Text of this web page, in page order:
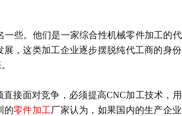
一些。 他们是一家综合性机械零件加工的
展，这类加工企业逐步摆脱纯代工商的身份
。
直接面对竞争， 必须提高CNC加工技术 ，
的零件加工厂家认为， 如果国内的生产企业